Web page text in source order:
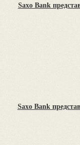
Saxo Bank
Saxo Bank